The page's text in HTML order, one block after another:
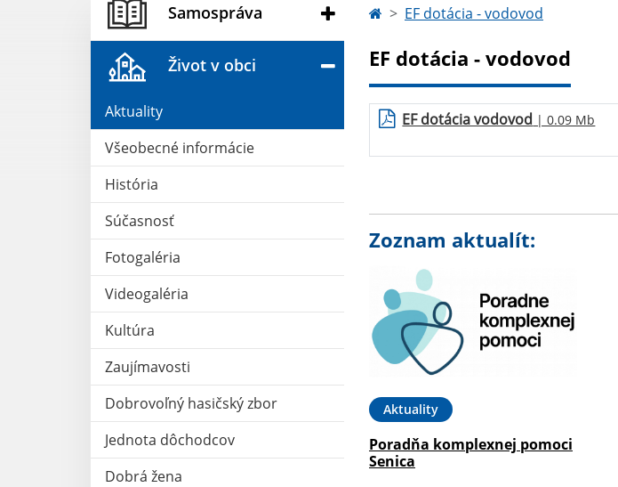
Samospráva
Život v obci
Aktuality
Všeobecné informácie
História
Súčasnosť
Fotogaléria
Videogaléria
Kultúra
Zaujímavosti
Dobrovoľný hasičský zbor
Jednota dôchodcov
Dobrá žena
EF dotácia - vodovod
EF dotácia - vodovod
EF dotácia vodovod | 0.09 Mb
Zoznam aktualít:
Aktuality
Poradňa komplexnej pomoci
Senica